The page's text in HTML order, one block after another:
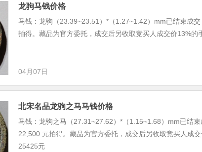
龙驹马钱价格
马钱：龙驹（23.39~23.51）*（1.27~1.42）mm已结束成
拍得。藏品为官方委托，成交后另收取竞买人成交价13%的
04月07日
北宋名品龙驹之马马钱价格
马钱：龙驹之马（27.31~27.62）*（1.15~1.68）mm已结
22,500 元拍得。藏品为官方委托，成交后另收取竞买人成
25425元